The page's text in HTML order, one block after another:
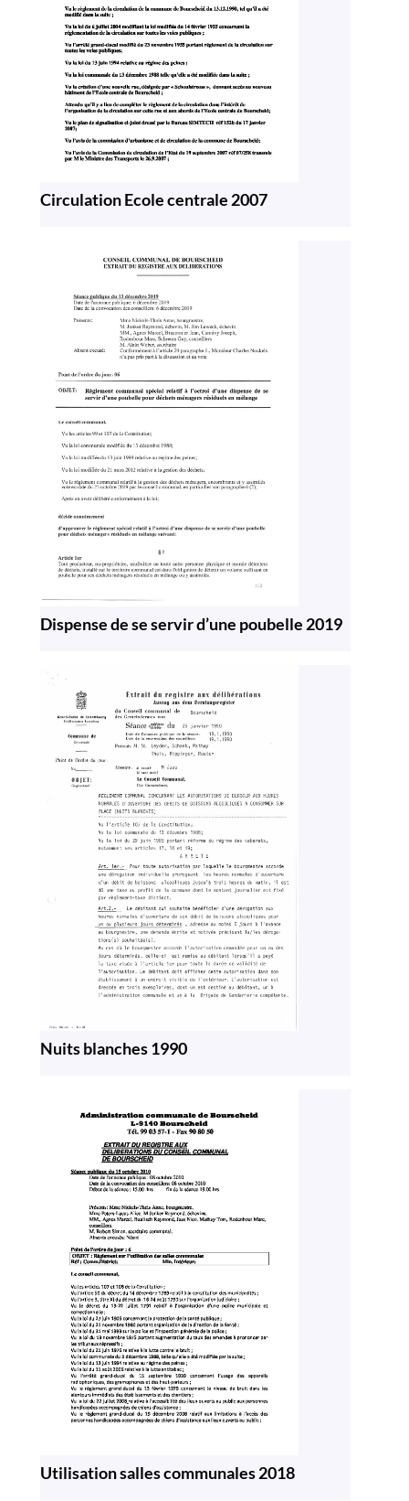
Circulation Ecole centrale 2007
Dispense de se servir d’une poubelle 2019
Nuits blanches 1990
Utilisation salles communales 2018